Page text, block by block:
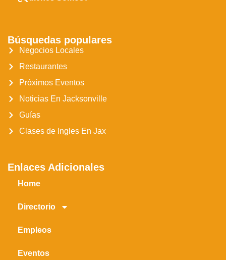
Búsquedas populares
Negocios Locales
Restaurantes
Próximos Eventos
Noticias En Jacksonville
Guías
Clases de Ingles En Jax
Enlaces Adicionales
Home
Directorio
Empleos
Eventos